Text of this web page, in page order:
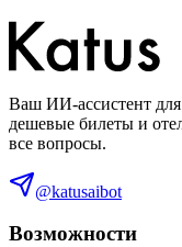
Ваш ИИ-ассистент
дешевые билеты и
все вопросы.
@katusaibot
Возможности